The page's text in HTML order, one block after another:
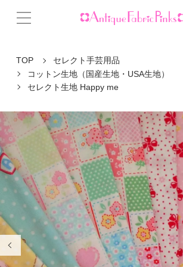
TOP
セレクト手芸用品
コットン生地（国産生地・USA生地）
セレクト生地 Happy me